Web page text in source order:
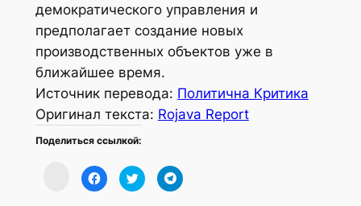
демократического управления и
предполагает создание новых
производственных объектов уже в
ближайшее время.
Источник перевода: Политична Критика
Оригинал текста: Rojava Report
Поделиться ссылкой:
Нажмите,
чтобы
поделиться
Нажмите,
чтобы
открыть
Нажмите,
чтобы
поделиться
Нажмите,
чтобы